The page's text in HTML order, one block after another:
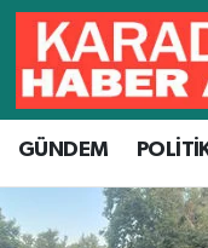
GÜNDEM
Hava Durumu
Trafik
Süper Lig